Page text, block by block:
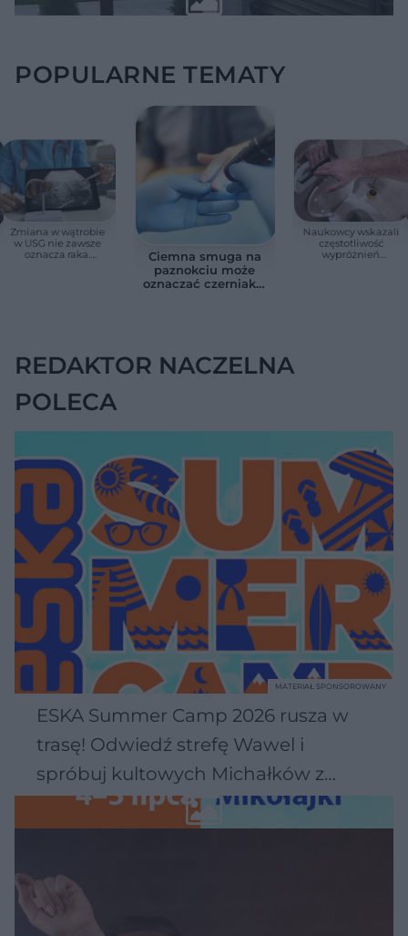
POPULARNE TEMATY
Zmiana w wątrobie
w USG nie zawsze
oznacza raka.
Ciemna smuga na
paznokciu może
oznaczać czerniaka.
Naukowcy wskazali
częstotliwość
wypróżnień
REDAKTOR NACZELNA
POLECA
ESKA Summer Camp 2026 rusza w
trasę! Odwiedź strefę Wawel i
spróbuj kultowych Michałków z
Wawelu
MATERIAŁ SPONSOROWANY